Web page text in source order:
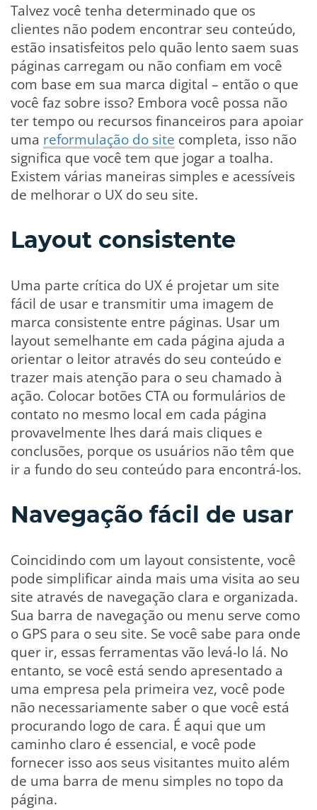
Talvez você tenha determinado que os
clientes não podem encontrar seu conteúdo,
estão insatisfeitos pelo quão lento saem suas
páginas carregam ou não confiam em você
com base em sua marca digital – então o que
você faz sobre isso? Embora você possa não
ter tempo ou recursos financeiros para apoiar
uma reformulação do site completa, isso não
significa que você tem que jogar a toalha.
Existem várias maneiras simples e acessíveis
de melhorar o UX do seu site.
Layout consistente
Uma parte crítica do UX é projetar um site
fácil de usar e transmitir uma imagem de
marca consistente entre páginas. Usar um
layout semelhante em cada página ajuda a
orientar o leitor através do seu conteúdo e
trazer mais atenção para o seu chamado à
ação. Colocar botões CTA ou formulários de
contato no mesmo local em cada página
provavelmente lhes dará mais cliques e
conclusões, porque os usuários não têm que
ir a fundo do seu conteúdo para encontrá-los.
Navegação fácil de usar
Coincidindo com um layout consistente, você
pode simplificar ainda mais uma visita ao seu
site através de navegação clara e organizada.
Sua barra de navegação ou menu serve como
o GPS para o seu site. Se você sabe para onde
quer ir, essas ferramentas vão levá-lo lá. No
entanto, se você está sendo apresentado a
uma empresa pela primeira vez, você pode
não necessariamente saber o que você está
procurando logo de cara. É aqui que um
caminho claro é essencial, e você pode
fornecer isso aos seus visitantes muito além
de uma barra de menu simples no topo da
página.